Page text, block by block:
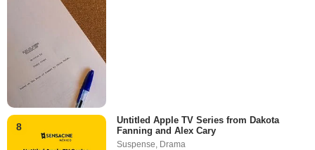
8
Untitled Apple TV Series from Dakota
Fanning and Alex Cary
Suspense, Drama